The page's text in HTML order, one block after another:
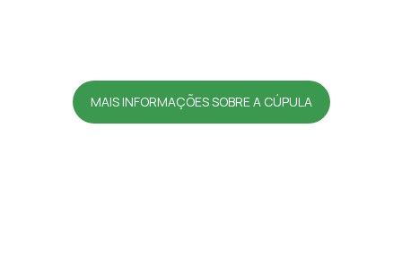
MAIS INFORMAÇÕES SOBRE A CÚPULA